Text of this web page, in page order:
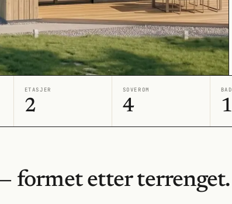
ETASJER
2
SOVEROM
4
BAD
1
formet etter terrenget.